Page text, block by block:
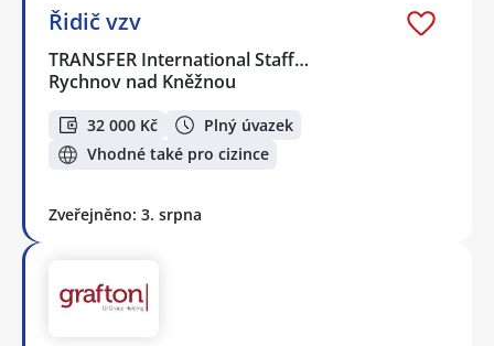
Řidič vzv
TRANSFER International Staff…
Rychnov nad Kněžnou
32 000 Kč
Plný úvazek
Vhodné také pro cizince
Zveřejněno: 3. srpna